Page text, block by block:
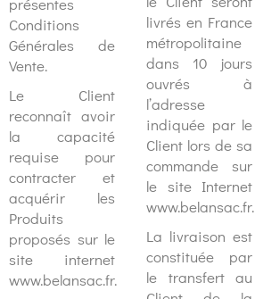
Conditions
Générales de
Vente.
Le Client
reconnaît avoir
la capacité
requise pour
contracter et
acquérir les
Produits
proposés sur le
site internet
www.belansac.fr.
livrés en France
métropolitaine
dans 10 jours
ouvrés à
l’adresse
indiquée par le
Client lors de sa
commande sur
le site Internet
www.belansac.fr.
La livraison est
constituée par
le transfert au